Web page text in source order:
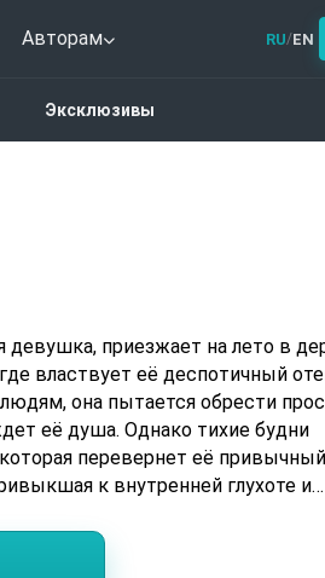
Авторам RU/EN
Эксклюзивы
девушка, приезжает на лето в
властвует её деспотичный
она пытается обрести
её душа. Однако тихие будни
перевернет её
к внутренней глухоте и
чувства?